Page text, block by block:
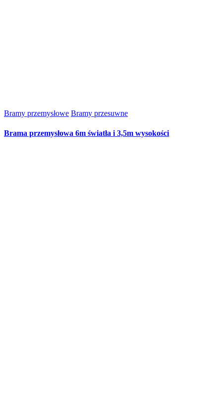
Bramy przemysłowe Bramy przesuwne
Brama przemysłowa 6m światła i 3,5m wysokości